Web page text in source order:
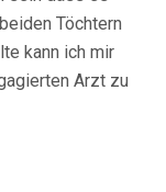
Töchtern
kann ich mir
Arzt zu